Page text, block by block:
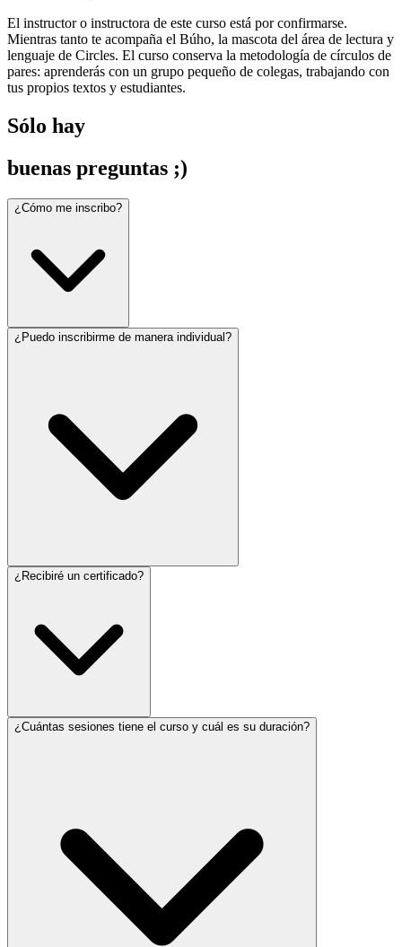
El instructor o instructora de este curso está por confirmarse.
Mientras tanto te acompaña el Búho, la mascota del área de lectura y
lenguaje de Circles. El curso conserva la metodología de círculos de
pares: aprenderás con un grupo pequeño de colegas, trabajando con
tus propios textos y estudiantes.
Sólo hay
buenas preguntas ;)
¿Cómo me inscribo?
¿Puedo inscribirme de manera individual?
¿Recibiré un certificado?
¿Cuántas sesiones tiene el curso y cuál es su duración?